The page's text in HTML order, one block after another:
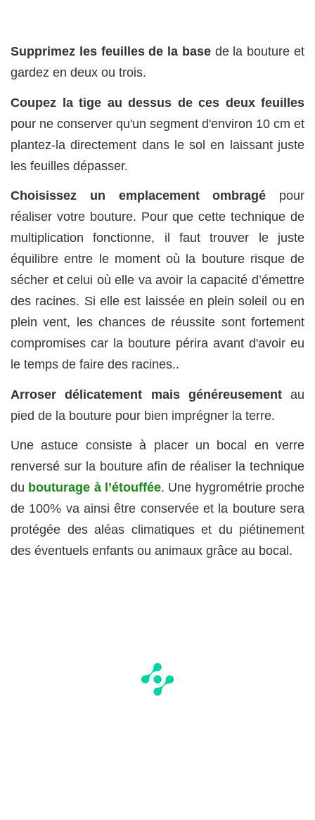
Supprimez les feuilles de la basede la bouture et
gardez en deux ou trois.
Coupez la tige au dessus de ces deux feuilles
pour ne conserver qu'un segment d'environ 10 cm et
plantez-la directement dans le sol en laissant juste
les feuilles dépasser.
Choisissez un emplacement ombragé pour
réaliser votre bouture. Pour que cette technique de
multiplication fonctionne, il faut trouver le juste
équilibre entre le moment où la bouture risque de
sécher et celui où elle va avoir la capacité d’émettre
des racines. Si elle est laissée en plein soleil ou en
plein vent, les chances de réussite sont fortement
compromises car la bouture périra avant d'avoir eu
le temps de faire des racines..
Arroser délicatement mais généreusementau
pied de la bouture pour bien imprégner la terre.
Une astuce consiste à placer un bocal en verre
renversé sur la bouture afin de réaliser la technique
du bouturage à l’étouffée. Une hygrométrie proche
de 100% va ainsi être conservée et la bouture sera
protégée des aléas climatiques et du piétinement
des éventuels enfants ou animaux grâce au bocal.